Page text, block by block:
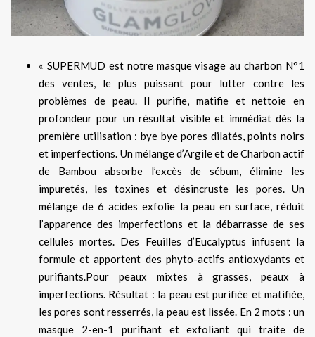
« SUPERMUD est notre masque visage au charbon N°1
des ventes, le plus puissant pour lutter contre les
problèmes de peau. Il purifie, matifie et nettoie en
profondeur pour un résultat visible et immédiat dès la
première utilisation : bye bye pores dilatés, points noirs
et imperfections. Un mélange d’Argile et de Charbon actif
de Bambou absorbe l’excès de sébum, élimine les
impuretés, les toxines et désincruste les pores. Un
mélange de 6 acides exfolie la peau en surface, réduit
l’apparence des imperfections et la débarrasse de ses
cellules mortes. Des Feuilles d’Eucalyptus infusent la
formule et apportent des phyto-actifs antioxydants et
purifiants.Pour peaux mixtes à grasses, peaux à
imperfections. Résultat : la peau est purifiée et matifiée,
les pores sont resserrés, la peau est lissée. En 2 mots : un
masque 2-en-1 purifiant et exfoliant qui traite de